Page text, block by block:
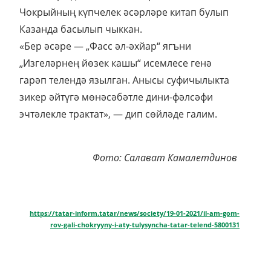
Чокрыйның күпчелек әсәрләре китап булып
Казанда басылып чыккан.
«Бер әсәре — „Фасс әл-әхйар“ ягъни
„Изгеләрнең йөзек кашы“ исемлесе генә
гарәп телендә язылган. Анысы суфичылыкта
зикер әйтүгә мөнәсәбәтле дини-фәлсәфи
эчтәлекле трактат», — дип сөйләде галим.
Фото: Салават Камалетдинов
https://tatar-inform.tatar/news/society/19-01-2021/il-am-gom-
rov-gali-chokryyny-i-aty-tulysyncha-tatar-telend-5800131